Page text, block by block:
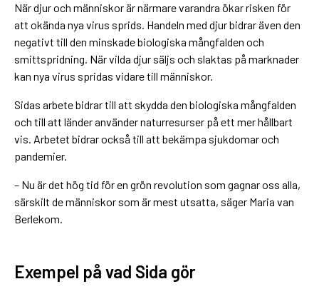
När djur och människor är närmare varandra ökar risken för
att okända nya virus sprids. Handeln med djur bidrar även den
negativt till den minskade biologiska mångfalden och
smittspridning. När vilda djur säljs och slaktas på marknader
kan nya virus spridas vidare till människor.
Sidas arbete bidrar till att skydda den biologiska mångfalden
och till att länder använder naturresurser på ett mer hållbart
vis. Arbetet bidrar också till att bekämpa sjukdomar och
pandemier.
– Nu är det hög tid för en grön revolution som gagnar oss alla,
särskilt de människor som är mest utsatta, säger Maria van
Berlekom.
Exempel på vad Sida gör